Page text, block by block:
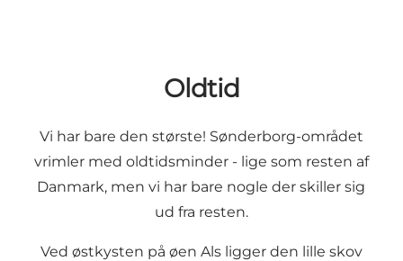
Oldtid
Vi har bare den største! Sønderborg-området
vrimler med oldtidsminder - lige som resten af
Danmark, men vi har bare nogle der skiller sig
ud fra resten.
Ved østkysten på øen Als ligger den lille skov